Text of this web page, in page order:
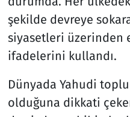
şekilde devreye
siyasetleri üzerinden
ifadelerini kullandı.
Dünyada Yahudi
olduğuna dikkati